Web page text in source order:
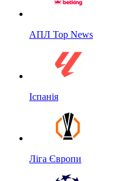
АПЛ Top News
Іспанія
Ліга Європи